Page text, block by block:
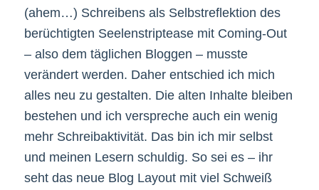
(ahem…) Schreibens als Selbstreflektion des
berüchtigten Seelenstriptease mit Coming-Out
– also dem täglichen Bloggen – musste
verändert werden. Daher entschied ich mich
alles neu zu gestalten. Die alten Inhalte bleiben
bestehen und ich verspreche auch ein wenig
mehr Schreibaktivität. Das bin ich mir selbst
und meinen Lesern schuldig. So sei es – ihr
seht das neue Blog Layout mit viel Schweiß